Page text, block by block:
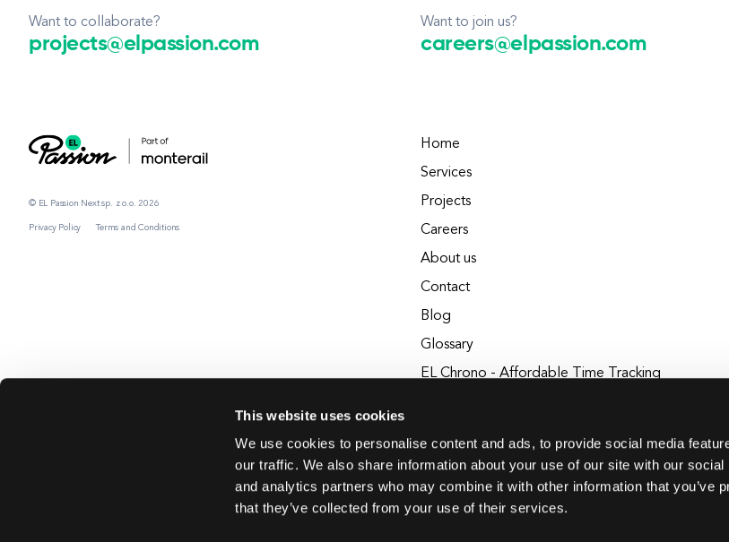
This website uses cookies
We use cookies to personalise content and ads, to provide social media
our traffic. We also share information about your use of our site with our
and analytics partners who may combine it with other information that you’ve
that they’ve collected from your use of their services.
Want to collaborate?
projects@elpassion.com
Want to join us?
careers@elpassion.com
© EL Passion Next sp. z o.o. 2026
Privacy Policy Terms and Conditions
Home
Services
Projects
Careers
About us
Contact
Blog
Glossary
EL Chrono - Affordable Time Tracking